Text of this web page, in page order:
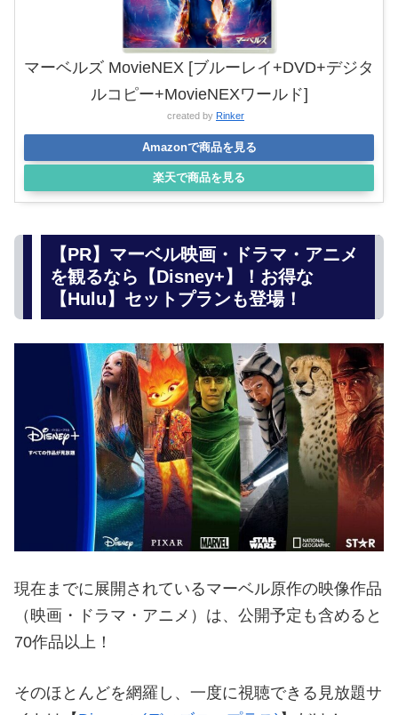
マーベルズ MovieNEX [ブルーレイ+DVD+デジタ
ルコピー+MovieNEXワールド]
created by Rinker
Amazonで商品を見る
楽天で商品を見る
【PR】マーベル映画・ドラマ・アニメ
を観るなら【Disney+】！お得な
【Hulu】セットプランも登場！
現在までに展開されているマーベル原作の映像作品
（映画・ドラマ・アニメ）は、公開予定も含めると
70作品以上！
そのほとんどを網羅し、一度に視聴できる見放題サ